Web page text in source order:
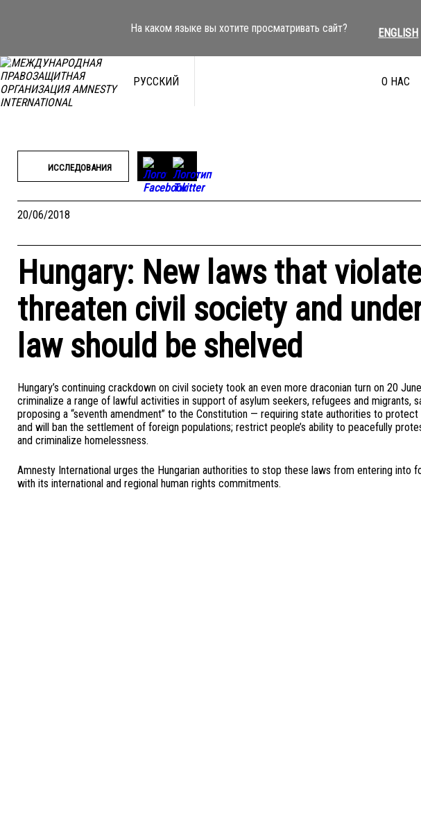
На каком языке вы хотите просматривать сайт? ENGLISH
РУССКИЙ О НАС
ИССЛЕДОВАНИЯ
20/06/2018
Hungary: New laws that
threaten civil society and
law should be shelved
Hungary’s continuing crackdown on civil society took an even more draconian turn on 20
criminalize a range of lawful activities in support of asylum seekers, refugees and migrants,
proposing a “seventh amendment” to the Constitution — requiring state authorities to protect
and will ban the settlement of foreign populations; restrict people’s ability to peacefully
and criminalize homelessness.
Amnesty International urges the Hungarian authorities to stop these laws from entering into
with its international and regional human rights commitments.